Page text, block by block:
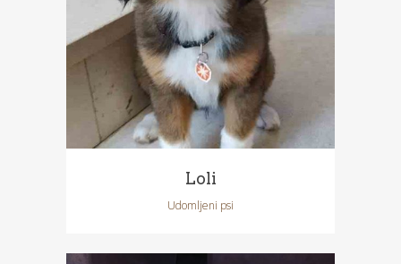
Loli
Udomljeni psi